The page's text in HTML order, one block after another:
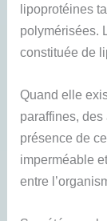
lipoprotéines
polymérisées.
constituée de
Quand elle
paraffines,
présence de
imperméable
entre